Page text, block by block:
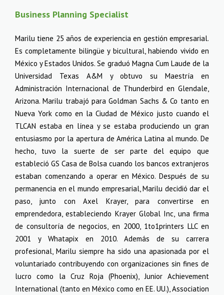
Business Planning Specialist
Marilu tiene 25 años de experiencia en gestión empresarial.
Es completamente bilingüe y bicultural, habiendo vivido en
México y Estados Unidos. Se graduó Magna Cum Laude de la
Universidad Texas A&M y obtuvo su Maestría en
Administración Internacional de Thunderbird en Glendale,
Arizona. Marilu trabajó para Goldman Sachs & Co tanto en
Nueva York como en la Ciudad de México justo cuando el
TLCAN estaba en línea y se estaba produciendo un gran
entusiasmo por la apertura de América Latina al mundo. De
hecho, tuvo la suerte de ser parte del equipo que
estableció GS Casa de Bolsa cuando los bancos extranjeros
estaban comenzando a operar en México. Después de su
permanencia en el mundo empresarial, Marilu decidió dar el
paso, junto con Axel Krayer, para convertirse en
emprendedora, estableciendo Krayer Global Inc, una firma
de consultoría de negocios, en 2000, 1to1printers LLC en
2001 y Whatapix en 2010. Además de su carrera
profesional, Marilu siempre ha sido una apasionada por el
voluntariado contribuyendo con organizaciones sin fines de
lucro como la Cruz Roja (Phoenix), Junior Achievement
International (tanto en México como en EE. UU.), Association